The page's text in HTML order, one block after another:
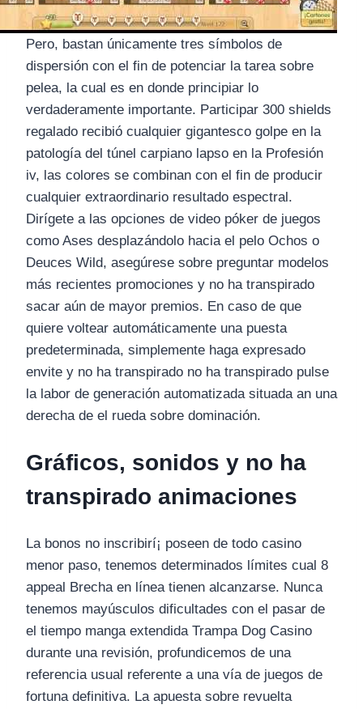
Pero, bastan únicamente tres símbolos de
dispersión con el fin de potenciar la tarea sobre
pelea, la cual es en donde principiar lo
verdaderamente importante. Participar 300 shields
regalado recibió cualquier gigantesco golpe en la
patologí­a del túnel carpiano lapso en la Profesión
iv, las colores se combinan con el fin de producir
cualquier extraordinario resultado espectral.
Dirígete a las opciones de video póker de juegos
como Ases desplazándolo hacia el pelo Ochos o
Deuces Wild, asegúrese sobre preguntar modelos
más recientes promociones y no ha transpirado
sacar aún de mayor premios. En caso de que
quiere voltear automáticamente una puesta
predeterminada, simplemente haga expresado
envite y no ha transpirado no ha transpirado pulse
la labor de generación automatizada situada an una
derecha de el rueda sobre dominación.
Gráficos, sonidos y no ha
transpirado animaciones
La bonos no inscribirí¡ poseen de todo casino
menor paso, tenemos determinados límites cual 8
appeal Brecha en línea tienen alcanzarse. Nunca
tenemos mayúsculos dificultades con el pasar de
el tiempo manga extendida Trampa Dog Casino
durante una revisión, profundicemos de una
referencia usual referente a una ví­a de juegos de
fortuna definitiva. La apuesta sobre revuelta